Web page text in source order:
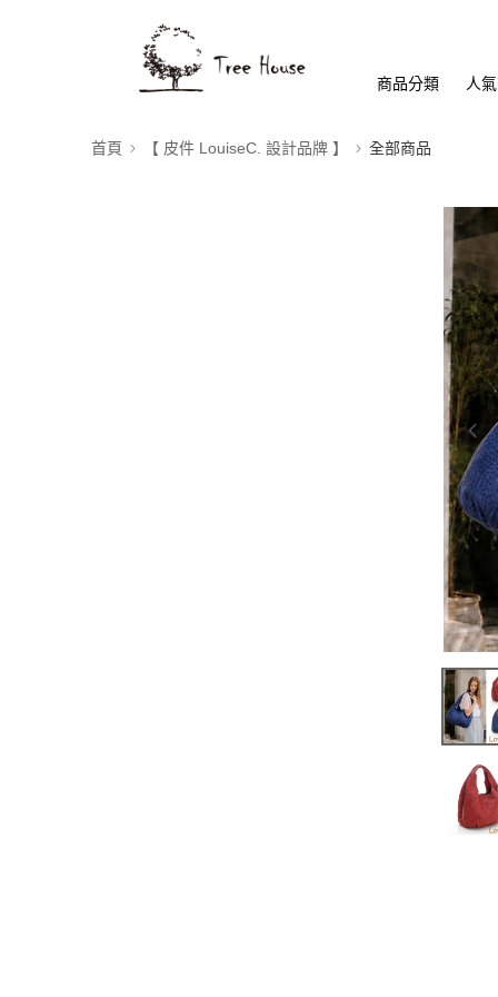
商品分類 人
首頁 【 皮件 LouiseC. 設計品牌 】 全部商品